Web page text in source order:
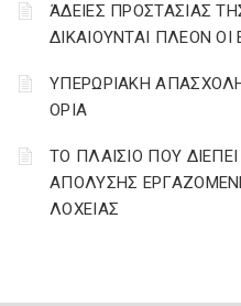
ΆΔΕΙΕΣ ΠΡΟΣΤΑΣΙΑΣ
ΔΙΚΑΙΟΥΝΤΑΙ ΠΛΕΟΝ
ΥΠΕΡΩΡΙΑΚΗ
ΟΡΙΑ
ΤΟ ΠΛΑΙΣΙΟ ΠΟΥ
ΑΠΟΛΥΣΗΣ
ΛΟΧΕΙΑΣ